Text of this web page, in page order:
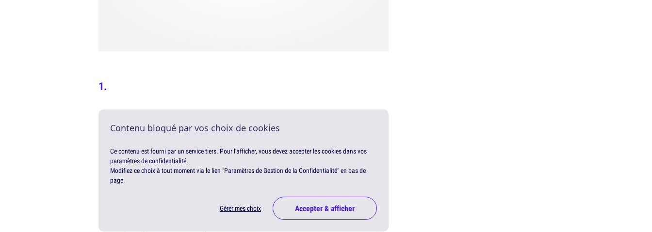
Contenu bloqué par vos choix de cookies
Ce contenu est fourni par un service tiers. Pour l'afficher, vous devez accepter les cookies dans vos
paramètres de confidentialité.
Modifiez ce choix à tout moment via le lien "Paramètres de Gestion de la Confidentialité" en bas de
page.
Gérer mes choix Accepter & afficher